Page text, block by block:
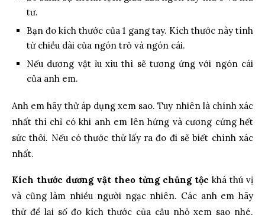
tư.
Bạn đo kích thước của 1 gang tay. Kích thước này tính
từ chiều dài của ngón trỏ và ngón cái.
Nếu dương vật ỉu xìu thì sẽ tương ứng với ngón cái
của anh em.
Anh em hãy thử áp dụng xem sao. Tuy nhiên là chính xác
nhất thì chỉ có khi anh em lên hứng và cương cứng hết
sức thôi. Nếu có thước thử lấy ra đo đi sẽ biết chính xác
nhất.
Kích thước dương vật theo từng chủng tộc khá thú vị
và cũng làm nhiều người ngạc nhiên. Các anh em hãy
thử để lại số đo kích thước của cậu nhỏ xem sao nhé.